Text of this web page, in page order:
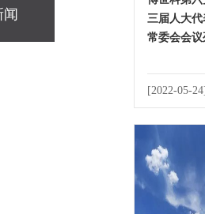
三届人大
常委会会
[2022-05-24]